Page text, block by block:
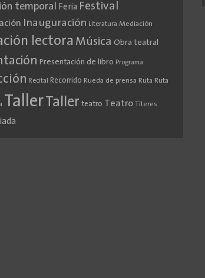
temporal Feria Festival
Inauguración Literatura Mediación
lectora Música Obra teatral
Presentación de libro Programa
Recital Recorrido Rueda de prensa Ruta Ruta
Taller Taller teatro Teatro Títeres